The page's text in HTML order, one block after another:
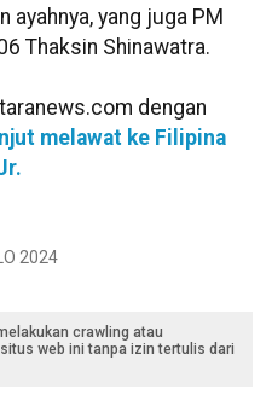
ayahnya, yang juga PM
Thaksin Shinawatra.
dengan
melawat ke Filipina
2024
crawling atau
web ini tanpa izin tertulis dari